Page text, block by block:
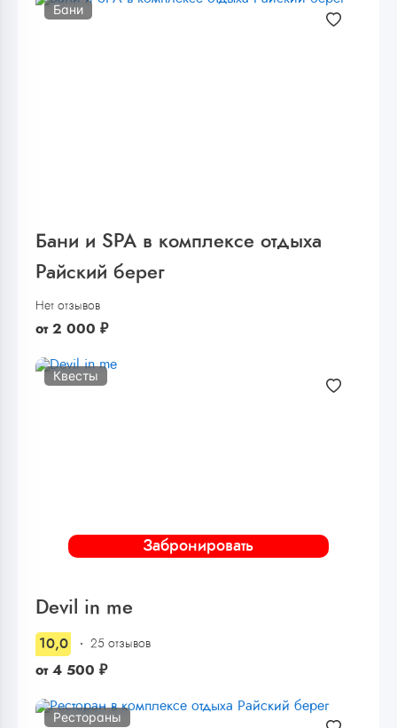
Бани
Бани и SPA в комплексе отдыха
Райский берег
Нет отзывов
от 2 000 ₽
Забронировать
Квесты
Devil in me
10,0 25 отзывов
от 4 500 ₽
Рестораны